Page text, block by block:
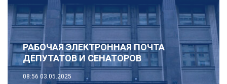
РАБОЧАЯ ЭЛЕКТРОННАЯ ПОЧТА
ДЕПУТАТОВ И СЕНАТОРОВ
08:56 03.05.2025